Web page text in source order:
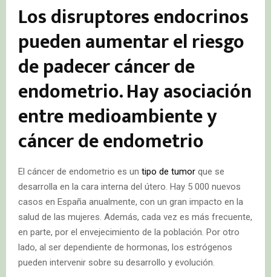
Los disruptores endocrinos
pueden aumentar el riesgo
de padecer cáncer de
endometrio. Hay asociación
entre medioambiente y
cáncer de endometrio
El cáncer de endometrio es un tipo de tumor que se
desarrolla en la cara interna del útero. Hay 5 000 nuevos
casos en España anualmente, con un gran impacto en la
salud de las mujeres. Además, cada vez es más frecuente,
en parte, por el envejecimiento de la población. Por otro
lado, al ser dependiente de hormonas, los estrógenos
pueden intervenir sobre su desarrollo y evolución.